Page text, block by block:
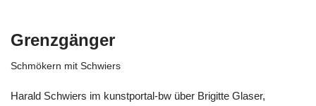
Grenzgänger
Schmökern mit Schwiers
Harald Schwiers im kunstportal-bw über Brigitte Glaser,